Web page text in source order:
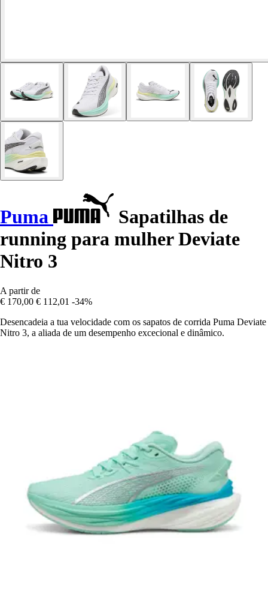
Puma
Sapatilhas de
running para mulher Deviate
Nitro 3
A partir de
€ 170,00 € 112,01 -34%
Desencadeia a tua velocidade com os sapatos de corrida Puma Deviate
Nitro 3, a aliada de um desempenho excecional e dinâmico.